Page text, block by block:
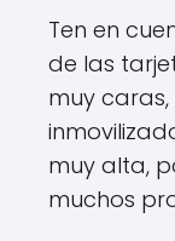
Ten en
de las
muy caras,
muy alta,
muchos